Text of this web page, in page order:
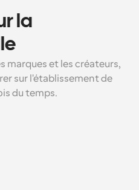
la
marques et les créateurs,
sur l'établissement de
du temps.